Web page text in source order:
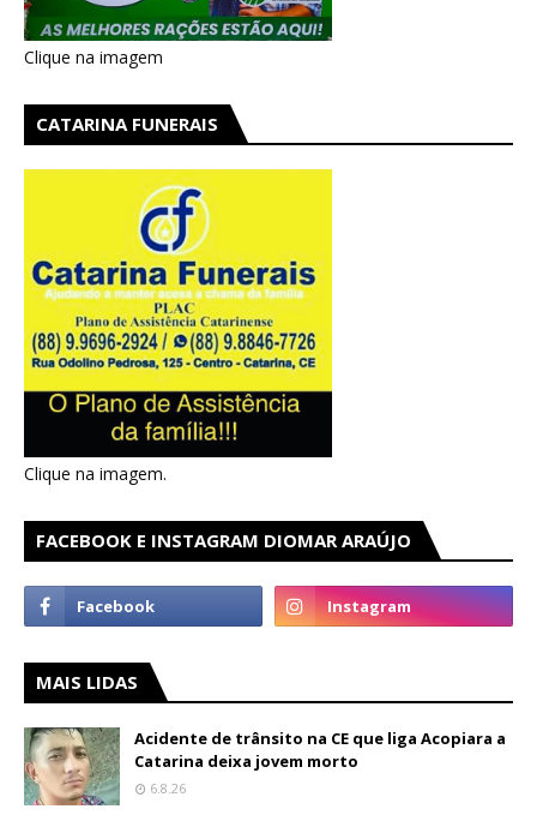
Clique na imagem
CATARINA FUNERAIS
Clique na imagem.
FACEBOOK E INSTAGRAM DIOMAR ARAÚJO
MAIS LIDAS
Acidente de trânsito na CE que liga Acopiara a
Catarina deixa jovem morto
6.8.26